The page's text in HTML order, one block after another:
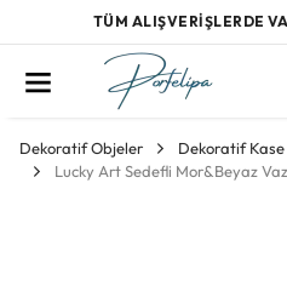
TÜM ALIŞVERİŞLERDE
Dekoratif Objeler
Dekoratif
Lucky Art Sedefli Mor&Beyaz